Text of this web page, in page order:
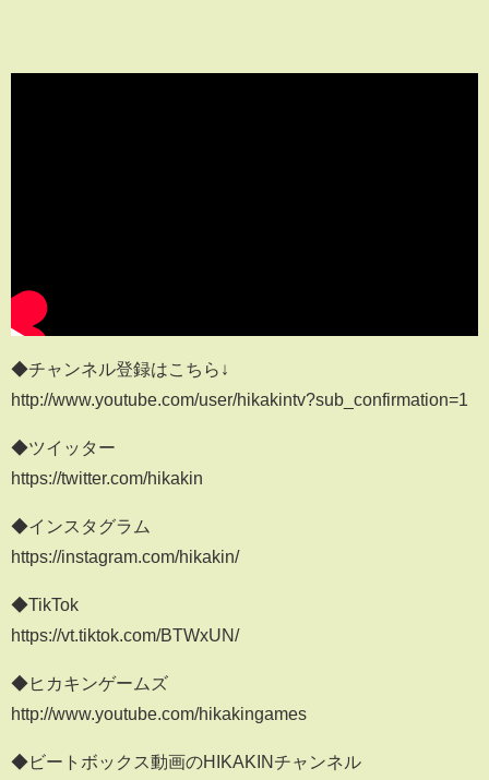
◆チャンネル登録はこちら↓
http://www.youtube.com/user/hikakintv?sub_confirmation=1
◆ツイッター
https://twitter.com/hikakin
◆インスタグラム
https://instagram.com/hikakin/
◆TikTok
https://vt.tiktok.com/BTWxUN/
◆ヒカキンゲームズ
http://www.youtube.com/hikakingames
◆ビートボックス動画のHIKAKINチャンネル